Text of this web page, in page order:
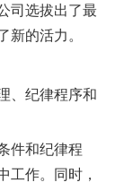
司选拔出了最
新的活力。
、纪律程序和
件和纪律程
工作。同时，